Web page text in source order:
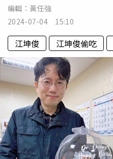
編輯： 黃任強
2024-07-04 15:10
江坤俊 江坤俊偷吃